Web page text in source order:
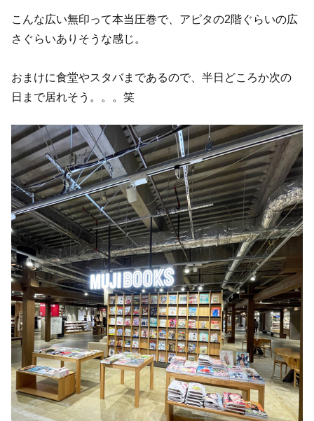
こんな広い無印って本当圧巻で、アピタの2階ぐらいの広
さぐらいありそうな感じ。
おまけに食堂やスタバまであるので、半日どころか次の
日まで居れそう。。。笑